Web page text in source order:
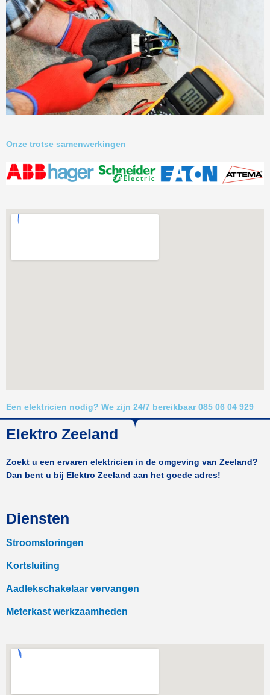
Onze trotse samenwerkingen
Een elektricien nodig? We zijn 24/7 bereikbaar 085 06 04 929
Elektro Zeeland
Zoekt u een ervaren elektricien in de omgeving van Zeeland?
Dan bent u bij Elektro Zeeland aan het goede adres!
Diensten
Stroomstoringen
Kortsluiting
Aadlekschakelaar vervangen
Meterkast werkzaamheden